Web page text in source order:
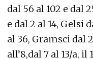
dal 56 al 102 e dal
e dal 2 al 14, Gelsi
al 36, Gramsci dal
all’8,dal 7 al 13/a,